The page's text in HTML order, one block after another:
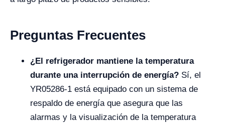
Preguntas Frecuentes
¿El refrigerador mantiene la temperatura
durante una interrupción de energía? Sí, el
YR05286-1 está equipado con un sistema de
respaldo de energía que asegura que las
alarmas y la visualización de la temperatura